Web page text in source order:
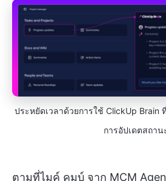
ประหยัดเวลาด้วยการใช้ ClickUp Brain
การอัปเดตสถาน
ตามที่ไมค์ คูมบ์ จาก MCM